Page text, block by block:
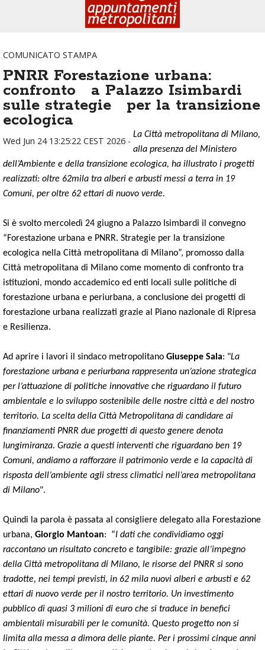
COMUNICATO STAMPA
PNRR Forestazione urbana:
confronto a Palazzo Isimbardi
sulle strategie per la transizione
ecologica
Wed Jun 24 13:25:22 CEST 2026 -
La Città metropolitana di Milano,
alla presenza del Ministero
dell’Ambiente e della transizione ecologica, ha illustrato i progetti
realizzati: oltre 62mila tra alberi e arbusti messi a terra in 19
Comuni, per oltre 62 ettari di nuovo verde.
Si è svolto mercoledì 24 giugno a Palazzo Isimbardi il convegno
“Forestazione urbana e PNRR. Strategie per la transizione
ecologica nella Città metropolitana di Milano”, promosso dalla
Città metropolitana di Milano come momento di confronto tra
istituzioni, mondo accademico ed enti locali sulle politiche di
forestazione urbana e periurbana, a conclusione dei progetti di
forestazione urbana realizzati grazie al Piano nazionale di Ripresa
e Resilienza.
Ad aprire i lavori il sindaco metropolitano Giuseppe Sala: "La
forestazione urbana e periurbana rappresenta un’azione strategica
per l’attuazione di politiche innovative che riguardano il futuro
ambientale e lo sviluppo sostenibile delle nostre città e del nostro
territorio. La scelta della Città Metropolitana di candidare ai
finanziamenti PNRR due progetti di questo genere denota
lungimiranza. Grazie a questi interventi che riguardano ben 19
Comuni, andiamo a rafforzare il patrimonio verde e la capacità di
risposta dell’ambiente agli stress climatici nell’area metropolitana
di Milano".
Quindi la parola è passata al consigliere delegato alla Forestazione
urbana, Giorgio Mantoan: “I dati che condividiamo oggi
raccontano un risultato concreto e tangibile: grazie all’impegno
della Città metropolitana di Milano, le risorse del PNRR si sono
tradotte, nei tempi previsti, in 62 mila nuovi alberi e arbusti e 62
ettari di nuovo verde per il nostro territorio. Un investimento
pubblico di quasi 3 milioni di euro che si traduce in benefici
ambientali misurabili per le comunità. Questo progetto non si
limita alla messa a dimora delle piante. Per i prossimi cinque anni